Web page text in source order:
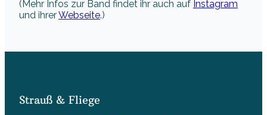
(Mehr Infos zur Band findet ihr auch auf Instagram
und ihrerWebseite.)
Strauß & Fliege